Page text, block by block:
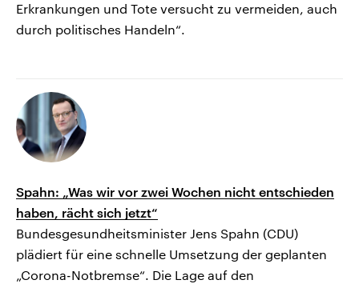
Erkrankungen und Tote versucht zu vermeiden, auch
durch politisches Handeln“.
Spahn: „Was wir vor zwei Wochen nicht entschieden
haben, rächt sich jetzt“
Bundesgesundheitsminister Jens Spahn (CDU)
plädiert für eine schnelle Umsetzung der geplanten
„Corona-Notbremse“. Die Lage auf den